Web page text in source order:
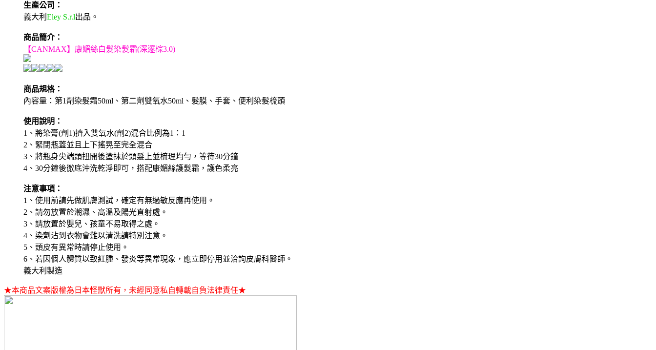
生產公司：
義大利 Eley S.r.l出品。
商品簡介：
【CANMAX】康媚絲白髮染髮霜(深邃棕3.0)
商品規格：
內容量：第1劑染髮霜50ml、第二劑雙氧水50ml、髮膜、手套、便利染髮梳頭
使用說明：
1、將染膏(劑1)擠入雙氧水(劑2)混合比例為1：1
2、緊閉瓶蓋並且上下搖晃至完全混合
3、將瓶身尖端頭扭開後塗抹於頭髮上並梳理均勻，等待30分鐘
4、30分鐘後徹底沖洗乾淨即可，搭配康媚絲護髮霜，護色柔亮
注意事項：
1、使用前請先做肌膚測試，確定有無過敏反應再使用。
2、請勿放置於潮濕、高溫及陽光直射處。
3、請放置於嬰兒、孩童不易取得之處。
4、染劑沾到衣物會難以清洗請特別注意。
5、頭皮有異常時請停止使用。
6、若因個人體質以致紅腫、發炎等異常現象，應立即停用並洽詢皮膚科醫師。
義大利製造
★本商品文案版權為日本怪獸所有，未經同意私自轉載自負法律責任★